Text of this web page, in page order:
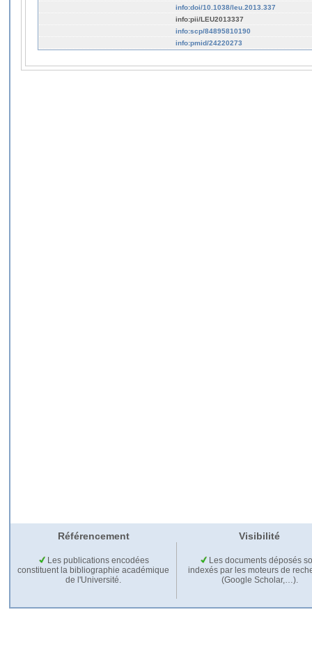
info:doi/10.1038/leu.2013.337
info:pii/LEU2013337
info:scp/84895810190
info:pmid/24220273
Référencement Visibilité
Les publications encodées
constituent la bibliographie académique
de l'Université.
Les documents déposés
indexés par les moteurs de
(Google Scholar,…).